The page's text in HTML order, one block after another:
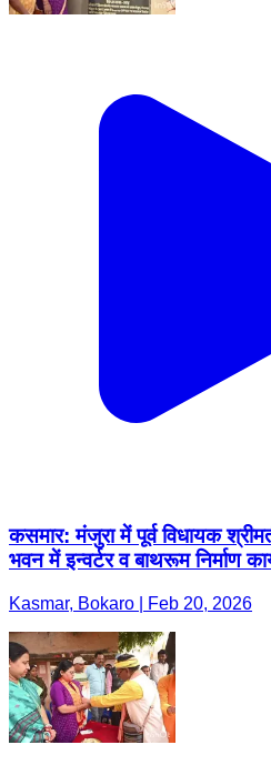
कसमार: मंजुरा में पूर्व विधायक
भवन में इन्वर्टर व बाथरूम निर्माण
Kasmar, Bokaro | Feb 20, 2026